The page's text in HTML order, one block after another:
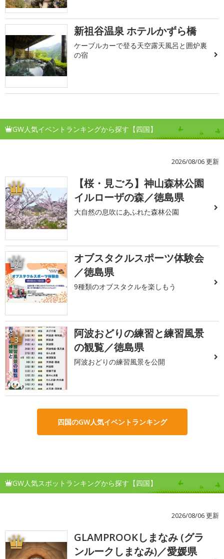
新祖谷温泉 ホテルかずら橋
ケーブルカーで登る天空露天風呂と囲炉裏
の宿
GW人気イベントランキングから探す【四国】
2026/08/06 更新
1
【桜・見ごろ】神山森林公園
イルローザの森／徳島県
大自然の息吹にあふれた森林公園
2
オブスタクルスポーツ体験会
／徳島県
9種類のオブスタクルを楽しもう
3
阿波おどりの練習と練習風景
の観覧／徳島県
阿波おどりの練習風景を公開
四国のGW人気イベントランキング
GW人気スポットランキングから探す【四国】
2026/08/06 更新
1
GLAMPROOKしまなみ (グラ
ンルークしまなみ)／愛媛県